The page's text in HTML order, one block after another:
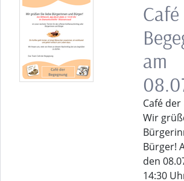
am
Café
Wir
Bürger!
den
14:30